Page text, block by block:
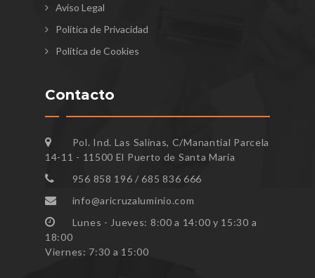
Aviso Legal
Política de Privacidad
Política de Cookies
Contacto
Pol. Ind. Las Salinas, C/Manantial Parcela
14-11 - 11500 El Puerto de Santa María
956 858 196 / 685 836 666
info@aricruzaluminio.com
Lunes - Jueves: 8:00 a 14:00 y 15:30 a
18:00
Viernes: 7:30 a 15:00